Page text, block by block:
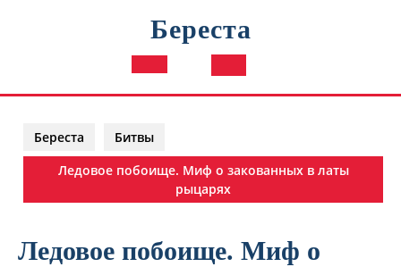
Береста
Кнопка
Береста
Битвы
Ледовое побоище. Миф о закованных в латы
рыцарях
Ледовое побоище. Миф о